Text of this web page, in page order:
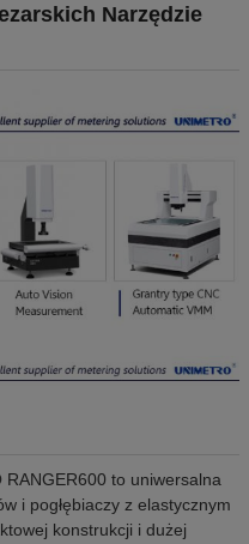
Narzędzie
to uniwersalna
i pogłębiaczy z elastycznym
konstrukcji i dużej